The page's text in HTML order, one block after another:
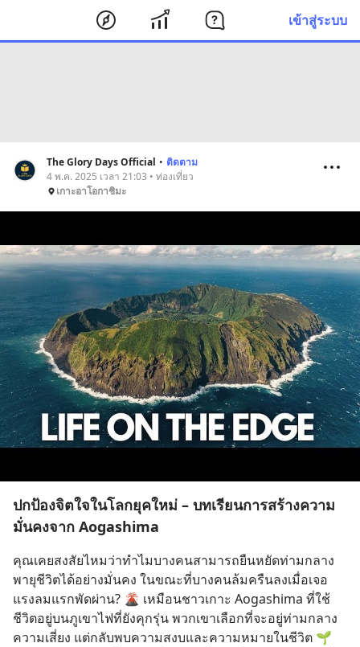
เข้าสู่ระบบ
The Glory Days Official • ติดตาม
4 พ.ค. 2025 เวลา 21:03 • ท่องเที่ยว
เกาะอาโอกาชิมะ
ปกป้องจิตใจในโลกยุคใหม่ – บทเรียนการสร้างความ
มั่นคงจาก Aogashima
คุณเคยสงสัยไหมว่าทำไมบางคนสามารถยืนหยัดท่ามกลาง
พายุชีวิตได้อย่างมั่นคง ในขณะที่บางคนล้มครืนลงเมื่อเจอ
แรงลมแรกพัดผ่าน? 🌋 เหมือนชาวเกาะ Aogashima ที่ใช้
ชีวิตอยู่บนภูเขาไฟที่ยังคุกรุ่น พวกเขาเลือกที่จะอยู่ท่ามกลาง
ความเสี่ยง แต่กลับพบความสงบและความหมายในชีวิต 🌱